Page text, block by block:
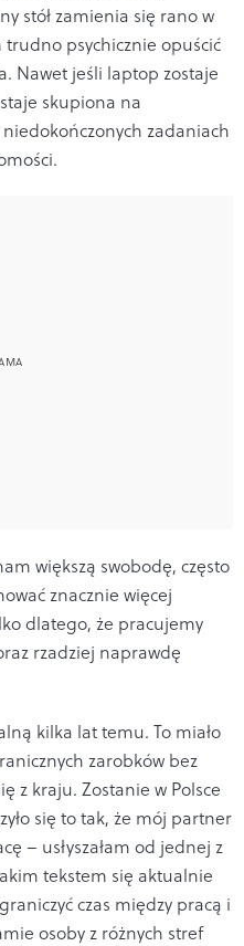
stół zamienia się rano w
trudno psychicznie opuścić
Nawet jeśli laptop zostaje
skupiona na
zadaniach
większą swobodę, często
znacznie więcej
dlatego, że pracujemy
rzadziej naprawdę
kilka lat temu. To miało
zarobków bez
z kraju. Zostanie w Polsce
się to tak, że mój partner
– usłyszałam od jednej z
tekstem się aktualnie
czas między pracą i
osoby z różnych stref